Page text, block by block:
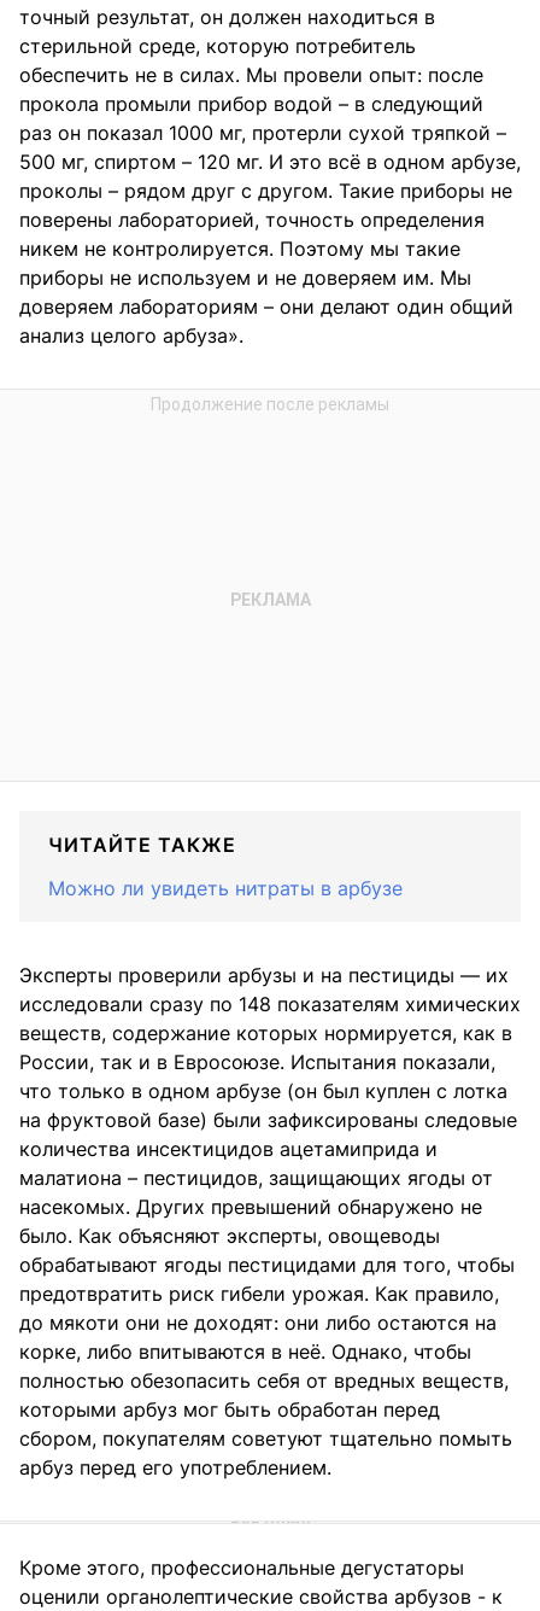
точный результат, он должен находиться в
стерильной среде, которую потребитель
обеспечить не в силах. Мы провели опыт: после
прокола промыли прибор водой – в следующий
раз он показал 1000 мг, протерли сухой тряпкой –
500 мг, спиртом – 120 мг. И это всё в одном арбузе,
проколы – рядом друг с другом. Такие приборы не
поверены лабораторией, точность определения
никем не контролируется. Поэтому мы такие
приборы не используем и не доверяем им. Мы
доверяем лабораториям – они делают один общий
анализ целого арбуза».
ЧИТАЙТЕ ТАКЖЕ
Можно ли увидеть нитраты в арбузе
Эксперты проверили арбузы и на пестициды — их
исследовали сразу по 148 показателям химических
веществ, содержание которых нормируется, как в
России, так и в Евросоюзе. Испытания показали,
что только в одном арбузе (он был куплен с лотка
на фруктовой базе) были зафиксированы следовые
количества инсектицидов ацетамиприда и
малатиона – пестицидов, защищающих ягоды от
насекомых. Других превышений обнаружено не
было. Как объясняют эксперты, овощеводы
обрабатывают ягоды пестицидами для того, чтобы
предотвратить риск гибели урожая. Как правило,
до мякоти они не доходят: они либо остаются на
корке, либо впитываются в неё. Однако, чтобы
полностью обезопасить себя от вредных веществ,
которыми арбуз мог быть обработан перед
сбором, покупателям советуют тщательно помыть
арбуз перед его употреблением.
Кроме этого, профессиональные дегустаторы
оценили органолептические свойства арбузов - к